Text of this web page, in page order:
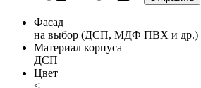
Фасад
на выбор (ДСП, МДФ ПВХ и др.)
Материал корпуса
ДСП
Цвет
<